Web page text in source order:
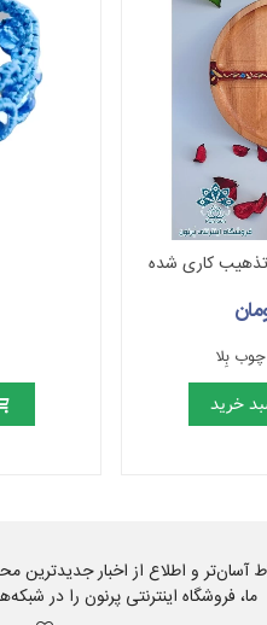
بِلا
خرید
آسان‌تر و اطلاع از اخبار
ما، فروشگاه اینترنتی پرنون را در